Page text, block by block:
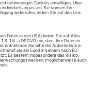
und Kind sind früh
betrauert. Auch seiner